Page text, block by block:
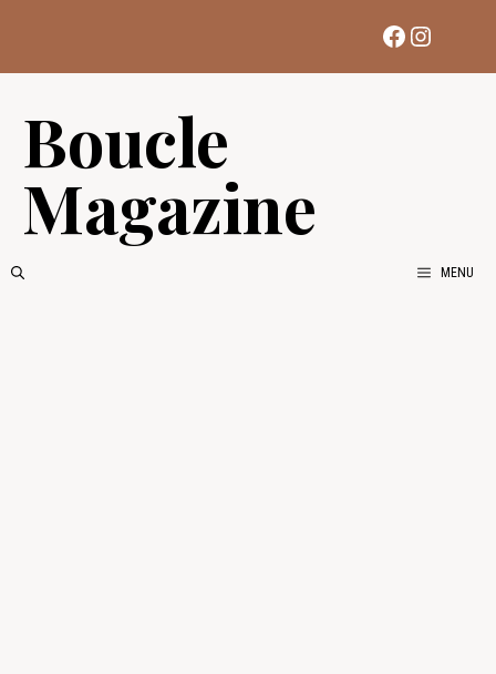
contenu
Facebook
Boucle
Magazine
MENU